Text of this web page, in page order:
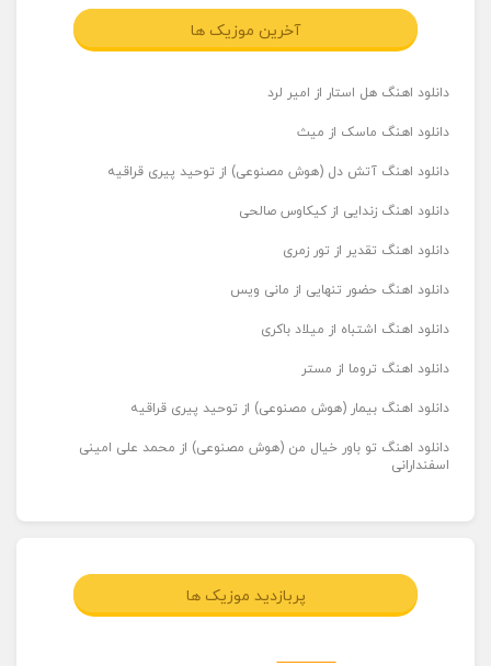
آخرین موزیک ها
دانلود اهنگ هل استار از امیر لرد
دانلود اهنگ ماسک از میث
دانلود اهنگ آتش دل (هوش مصنوعی) از توحید پیری قراقیه
دانلود اهنگ زندایی از کیکاوس صالحی
دانلود اهنگ تقدیر از تور زمری
دانلود اهنگ حضور تنهایی از مانی ویس
دانلود اهنگ اشتباه از میلاد باکری
دانلود اهنگ تروما از مستر
دانلود اهنگ بیمار (هوش مصنوعی) از توحید پیری قراقیه
دانلود اهنگ تو باور خیال من (هوش مصنوعی) از محمد علی امینی
اسفندارانی
پربازدید موزیک ها